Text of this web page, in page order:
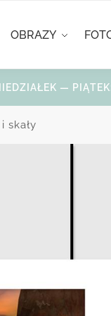
OBRAZY
—
skały